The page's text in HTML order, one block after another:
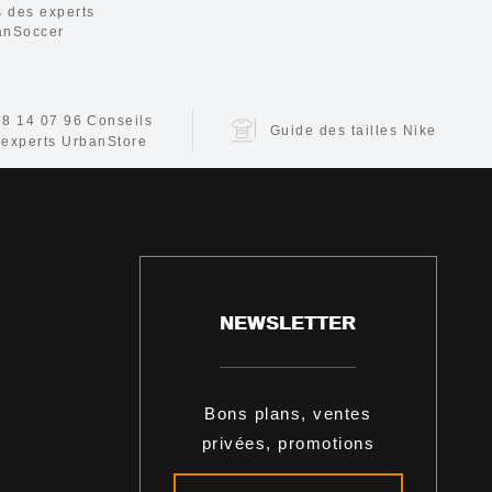
des experts
14 07 96 Conseils
UrbanStore
Guide des tailles Nike
NEWSLETTER
Bons plans, ventes
privées, promotions